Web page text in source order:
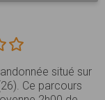
situé sur
Ce parcours